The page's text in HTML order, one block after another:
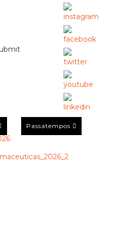
Passatempos